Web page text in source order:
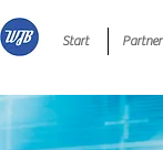
Start Partner